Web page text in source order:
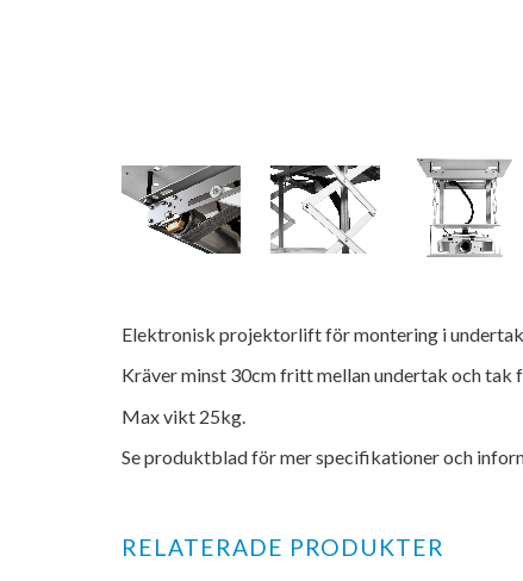
Elektronisk projektorlift för montering i
Kräver minst 30cm fritt mellan undertak och tak
Max vikt 25kg.
Se produktblad för mer specifikationer och
RELATERADE PRODUKTER